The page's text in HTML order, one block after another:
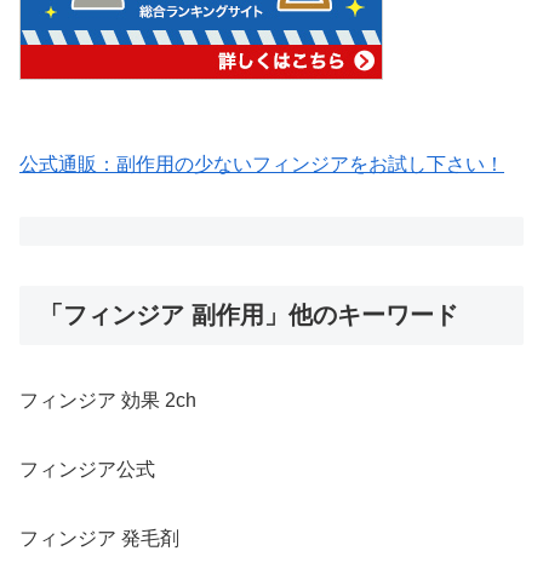
公式通販：副作用の少ないフィンジアをお試し下さい！
「フィンジア 副作用」他のキーワード
フィンジア 効果 2ch
フィンジア公式
フィンジア 発毛剤